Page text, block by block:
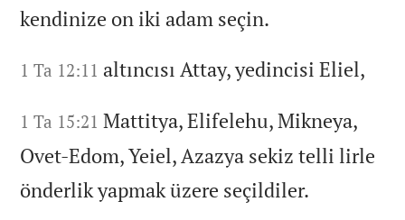
kendinize on iki adam seçin.
1 Ta 12:11 altıncısı Attay,yedincisi Eliel,
1 Ta 15:21 Mattitya,Elifelehu,Mikneya,
Ovet-Edom,Yeiel, Azazya sekiz telli lirle
önderlik yapmak üzere seçildiler.